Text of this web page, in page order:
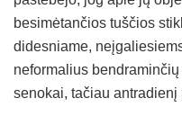
besimėtančios tuščios
didesniame,
neformalius
senokai, tačiau